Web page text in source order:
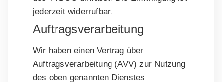
jederzeit widerrufbar.
Auftragsverarbeitung
Wir haben einen Vertrag über
Auftragsverarbeitung (AVV) zur Nutzung
des oben genannten Dienstes